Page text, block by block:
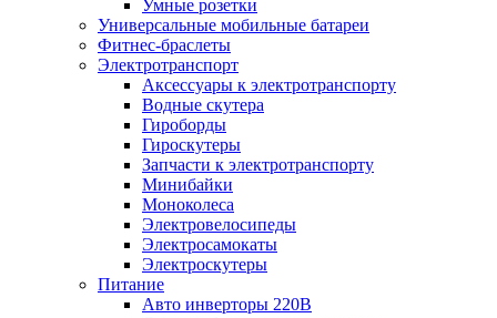
Умные розетки
Универсальные мобильные батареи
Фитнес-браслеты
Электротранспорт
Аксессуары к электротранспорту
Водные скутера
Гироборды
Гироскутеры
Запчасти к электротранспорту
Минибайки
Моноколеса
Электровелосипеды
Электросамокаты
Электроскутеры
Питание
Авто инверторы 220В